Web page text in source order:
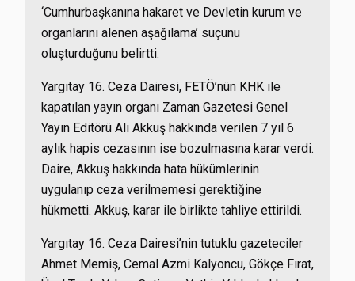
‘Cumhurbaşkanına hakaret ve Devletin kurum ve
organlarını alenen aşağılama’ suçunu
oluşturduğunu belirtti.
Yargıtay 16. Ceza Dairesi, FETÖ’nün KHK ile
kapatılan yayın organı Zaman Gazetesi Genel
Yayın Editörü Ali Akkuş hakkında verilen 7 yıl 6
aylık hapis cezasının ise bozulmasına karar verdi.
Daire, Akkuş hakkında hata hükümlerinin
uygulanıp ceza verilmemesi gerektiğine
hükmetti. Akkuş, karar ile birlikte tahliye ettirildi.
Yargıtay 16. Ceza Dairesi’nin tutuklu gazeteciler
Ahmet Memiş, Cemal Azmi Kalyoncu, Gökçe Fırat,